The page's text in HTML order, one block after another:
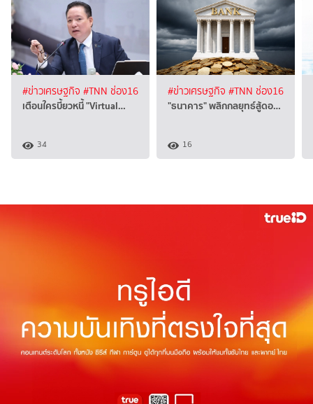
#ข่าวเศรษฐกิจ #TNN ช่อง16
เตือนใครบี้ยวหนี้ "Virtual…
34
#ข่าวเศรษฐกิจ #TNN ช่อง16
"ธนาคาร" พลิกกลยุทธ์สู้ดอ…
16